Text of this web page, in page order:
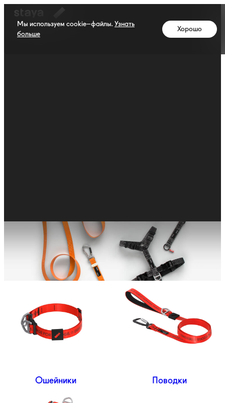
staya.
Амуниция
Ошейники Поводки
Мы используем cookie–файлы. Узнать
больше
Хорошо